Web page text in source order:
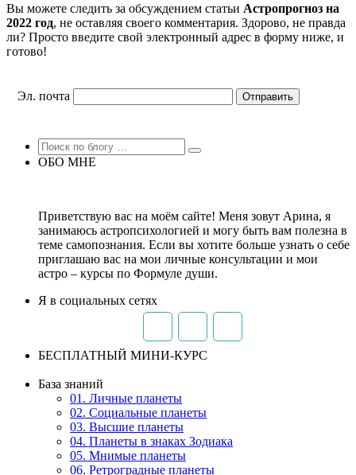
Вы можете следить за обсуждением статьи Астропрогноз на
2022 год, не оставляя своего комментария. Здорово, не правда
ли? Просто введите свой электронный адрес в форму ниже, и
готово!
Эл. почта
ОБО МНЕ
Приветствую вас на моём сайте! Меня зовут Арина, я
занимаюсь астропсихологией и могу быть вам полезна в
теме самопознания. Если вы хотите больше узнать о себе
приглашаю вас на мои личные консультации и мои
астро – курсы по Формуле души.
Я в социальных сетях
БЕСПЛАТНЫЙ МИНИ-КУРС
База знаний
01. Личные планеты
02. Социальные планеты
03. Высшие планеты
04. Планеты в знаках Зодиака
05. Мнимые планеты
06. Ретроградные планеты